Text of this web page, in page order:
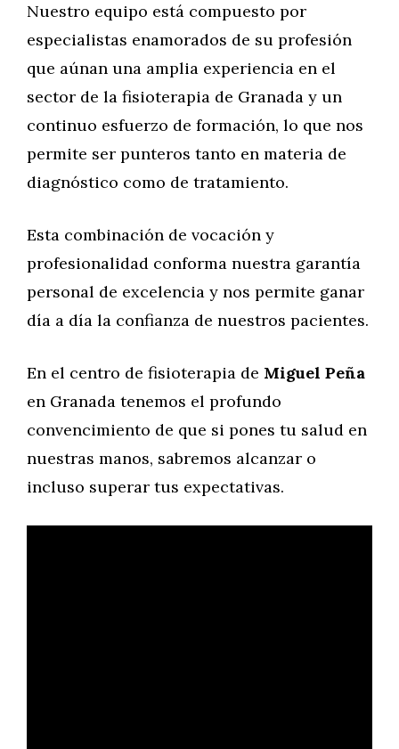
Nuestro equipo está compuesto por
especialistas enamorados de su profesión
que aúnan una amplia experiencia en el
sector de la fisioterapia de Granada y un
continuo esfuerzo de formación, lo que nos
permite ser punteros tanto en materia de
diagnóstico como de tratamiento.
Esta combinación de vocación y
profesionalidad conforma nuestra garantía
personal de excelencia y nos permite ganar
día a día la confianza de nuestros pacientes.
En el centro de fisioterapia de Miguel Peña
en Granada tenemos el profundo
convencimiento de que si pones tu salud en
nuestras manos, sabremos alcanzar o
incluso superar tus expectativas.